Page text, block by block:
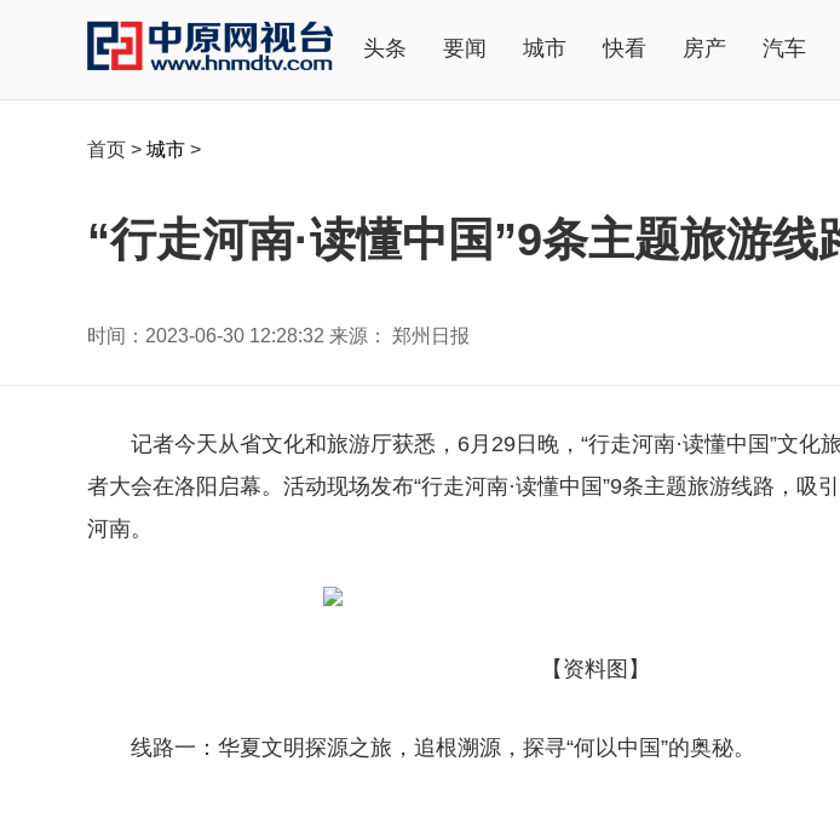
头条 要闻 城市 快看 房产 汽车
首页 > 城市 >
“行走河南·读懂中国”9条主题旅游
时间：2023-06-30 12:28:32 来源： 郑州日报
记者今天从省文化和旅游厅获悉，6月29日晚，“行走河南·读懂中国”文化
者大会在洛阳启幕。活动现场发布“行走河南·读懂中国”9条主题旅游线路，吸
河南。
【资料图】
线路一：华夏文明探源之旅，追根溯源，探寻“何以中国”的奥秘。